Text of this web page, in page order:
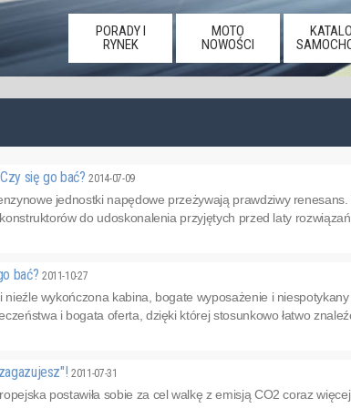
PORADY I
RYNEK
MOTO
NOWOŚCI
się go bać?2014-07-09
jednostki napędowe przeżywają prawdziwy
do udoskonalenia przyjętych przed laty
bać? 2011-10-27
wykończona kabina, bogate wyposażenie i
i bogata oferta, dzięki której stosunkowo łatwo
2011-07-31
postawiła sobie za cel walkę z emisją CO2 coraz